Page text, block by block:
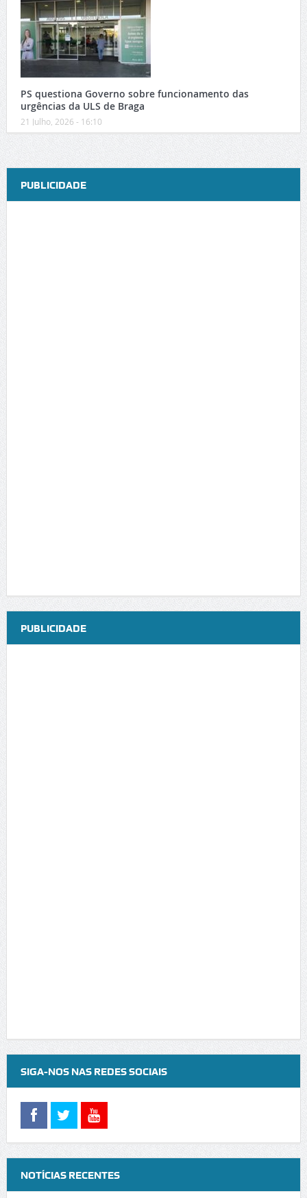
PS questiona Governo sobre funcionamento das
urgências da ULS de Braga
21 Julho, 2026 - 16:10
PUBLICIDADE
PUBLICIDADE
SIGA-NOS NAS REDES SOCIAIS
NOTÍCIAS RECENTES